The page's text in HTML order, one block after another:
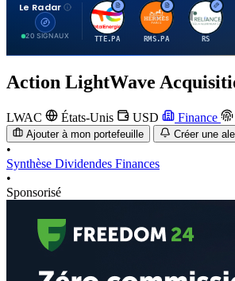
Le Radar
20 SIGNAUX
T
TTE.PA
H
RMS.PA
R
RS
Action LightWave
LWAC États-Unis USD Finance
Ajouter à mon portefeuille Créer une
•
Synthèse Dividendes Finances
•
Sponsorisé